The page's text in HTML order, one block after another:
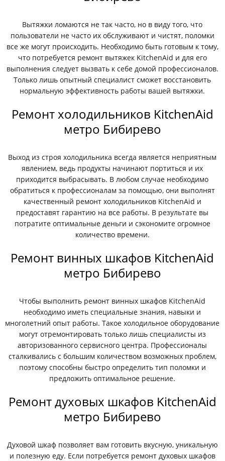
Вытяжки ломаются не так часто, но в виду того, что
пользователи не часто их обслуживают и чистят, поломки
все же могут происходить. Необходимо быть готовым к тому,
что потребуется ремонт вытяжек KitchenAid и для его
выполнения следует вызвать к себе домой профессионалов.
Только лишь опытный специалист сможет восстановить
нормальную эффективность работы вашей вытяжки.
Ремонт холодильников KitchenAid
метро Бибирево
Выход из строя холодильника всегда является неприятным
явлением, ведь продукты начинают портиться и их
приходится выбрасывать. В любом случае необходимо
обратиться к профессионалам за помощью, они выполнят
качественный ремонт холодильников KitchenAid и
предоставят гарантию на все работы. В результате вы
потратите оптимальные деньги и сэкономите огромное
количество времени.
Ремонт винных шкафов KitchenAid
метро Бибирево
Чтобы выполнить ремонт винных шкафов KitchenAid
необходимо иметь специальные знания, навыки и
многолетний опыт работы. Такое холодильное оборудование
могут отремонтировать только лишь специалисты из
авторизованного сервисного центра. Профессионалы
сталкивались с большим количеством возможных проблем,
поэтому способны быстро определить тип поломки и
предложить оптимальное решение.
Ремонт духовых шкафов KitchenAid
метро Бибирево
Духовой шкаф позволяет вам готовить вкусную, уникальную
и полезную еду. Если потребуется ремонт духовых шкафов